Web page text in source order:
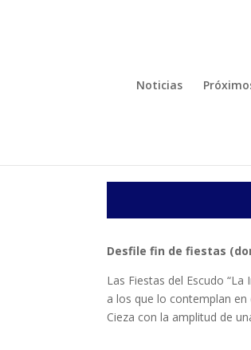
Noticias
Desfile fin de fiestas
Las Fiestas del Escudo
a los que lo contemplan
Cieza con la amplitud de